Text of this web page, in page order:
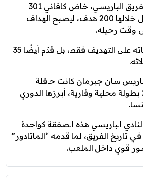
خلال مسيرته مع الفريق الباريسي، خاض كافاني 301
مباراة رسمية، سجّل خلالها 200 هدف، ليصبح الهداف
وقت رحيله.
ولم تقتصر مساهماته على التهديف فقط، بل قدّم أيضًا 35
سان جيرمان كانت حافلة
بالألقاب، إذ توّج بـ22 بطولة محلية وقارية، أبرزها الدوري
الباريسي هذه الصفقة كواحدة
تاريخ الفريق، لما قدمه “الماتادور”
قوي داخل الملعب.